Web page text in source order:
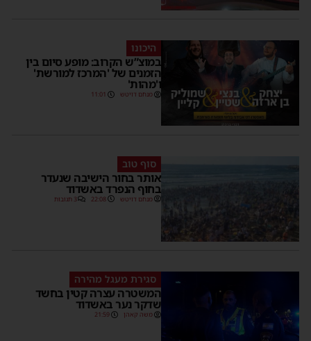
היכונו
במוצ”ש הקרוב: מופע סיום בין
הזמנים של 'המרכז למורשת'
ו'מהות'
מנחם דויטש 11:01
סוף טוב
אותר בחור הישיבה שנעדר
בחוף הנפרד באשדוד
מנחם דויטש 22:08 3 תגובות
סגירת מעגל מהירה
המשטרה עצרה קטין בחשד
שדקר נער באשדוד
משה קאהן 21:59